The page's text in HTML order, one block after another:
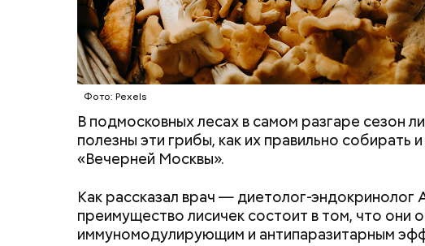
Фото: Pexels
В подмосковных лесах в самом разгаре сезон
полезны эти грибы, как их правильно собирать
«Вечерней Москвы».
Как рассказал врач — диетолог-эндокринолог
преимущество лисичек состоит в том, что они
иммуномодулирующим и антипаразитарным
Среднее время жизни молнии (маленькой и
Большие же могут жить и до нескольких минут,